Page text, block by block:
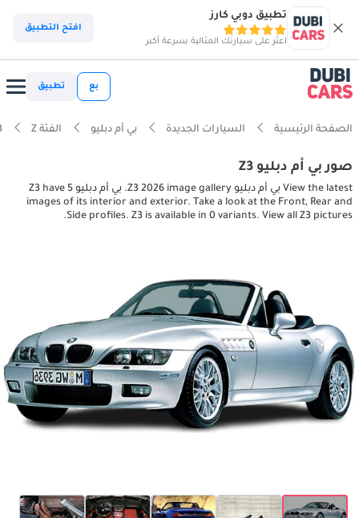
تطبيق دوبي كارز
اعثر على سيارتك المثالية بسرعة أكبر
افتح التطبيق
بع تطبيق
الصفحة الرئيسية السيارات الجديدة بي أم دبليو الفئة Z
صور بي أم دبليو Z3
View the latest بي أم دبليو Z3 2026 image gallery. بي أم دبليو Z3 have 5
images of its interior and exterior. Take a look at the Front, Rear and
Side profiles. Z3 is available in 0 variants. View all Z3 pictures.